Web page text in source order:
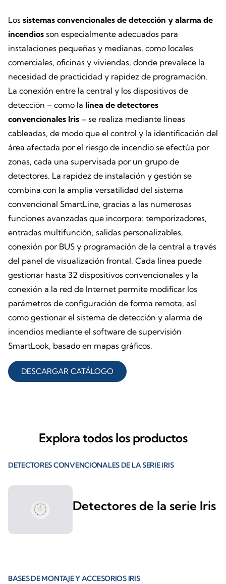
Los sistemas convencionales de detección y alarma de
incendios son especialmente adecuados para
instalaciones pequeñas y medianas, como locales
comerciales, oficinas y viviendas, donde prevalece la
necesidad de practicidad y rapidez de programación.
La conexión entre la central y los dispositivos de
detección – como la línea de detectores
convencionales Iris – se realiza mediante líneas
cableadas, de modo que el control y la identificación del
área afectada por el riesgo de incendio se efectúa por
zonas, cada una supervisada por un grupo de
detectores. La rapidez de instalación y gestión se
combina con la amplia versatilidad del sistema
convencional SmartLine, gracias a las numerosas
funciones avanzadas que incorpora: temporizadores,
entradas multifunción, salidas personalizables,
conexión por BUS y programación de la central a través
del panel de visualización frontal. Cada línea puede
gestionar hasta 32 dispositivos convencionales y la
conexión a la red de Internet permite modificar los
parámetros de configuración de forma remota, así
como gestionar el sistema de detección y alarma de
incendios mediante el software de supervisión
SmartLook, basado en mapas gráficos.
DESCARGAR CATÁLOGO
Explora todos los productos
DETECTORES CONVENCIONALES DE LA SERIE IRIS
Detectores de la serie Iris
BASES DE MONTAJE Y ACCESORIOS IRIS